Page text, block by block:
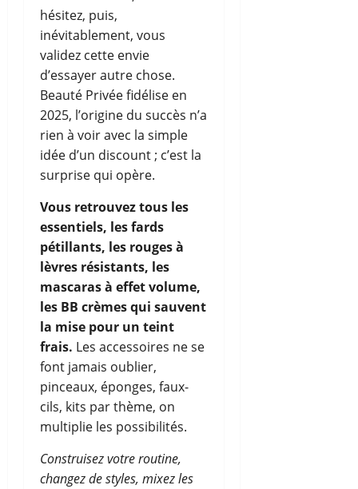
hésitez, puis,
inévitablement, vous
validez cette envie
d’essayer autre chose.
Beauté Privée fidélise en
2025, l’origine du succès n’a
rien à voir avec la simple
idée d’un discount ; c’est la
surprise qui opère.
Vous retrouvez tous les
essentiels, les fards
pétillants, les rouges à
lèvres résistants, les
mascaras à effet volume,
les BB crèmes qui sauvent
la mise pour un teint
frais. Les accessoires ne se
font jamais oublier,
pinceaux, éponges, faux-
cils, kits par thème, on
multiplie les possibilités.
Construisez votre routine,
changez de styles, mixez les